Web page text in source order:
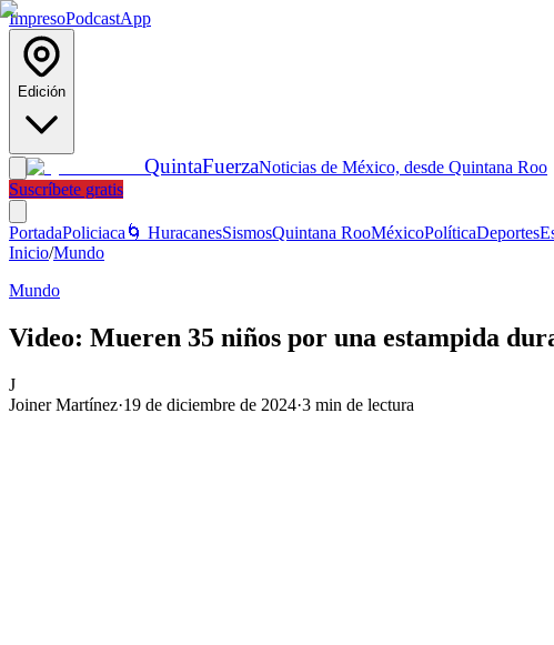
ImpresoPodcastApp
Edición
QuintaFuerzaNoticias de México, desde Quintana Roo
Suscríbete gratis
PortadaPoliciaca 🌀 HuracanesSismosQuintana RooMéxicoPolíticaDeportes
Inicio/Mundo
Mundo
Video: Mueren 35 niños por una estampida
J
Joiner Martínez·19 de diciembre de 2024·3 min de lectura